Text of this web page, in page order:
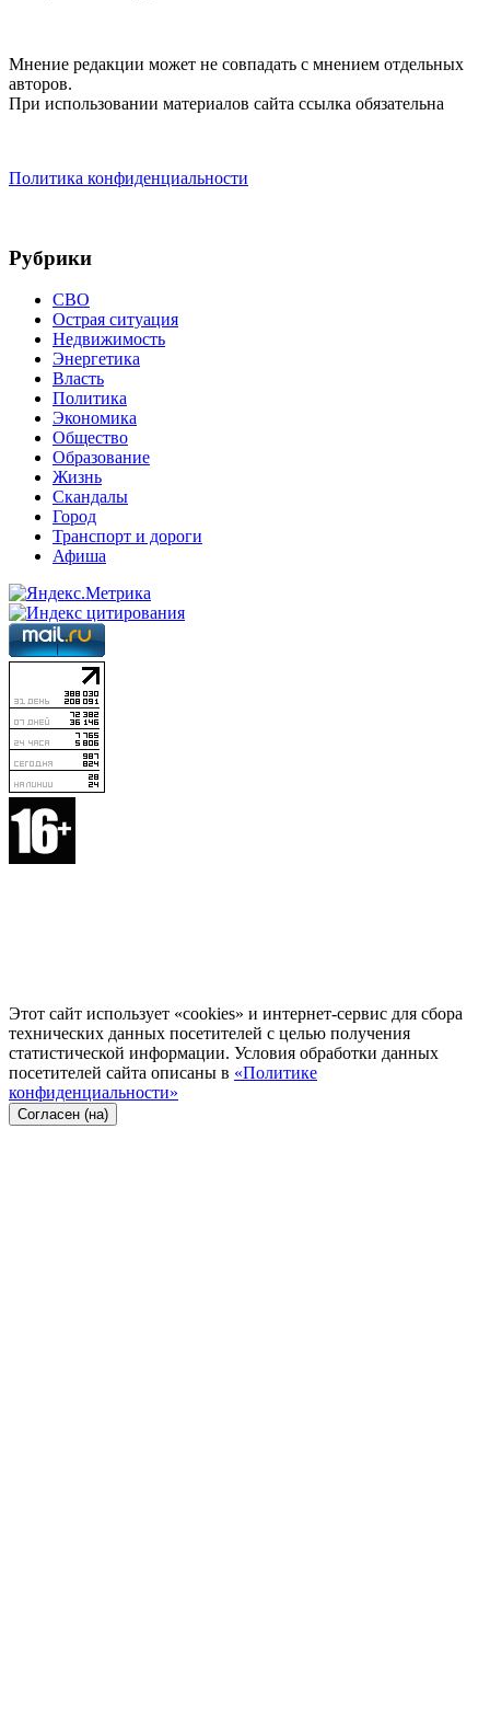
Мнение редакции может не совпадать с мнением отдельных
авторов.
При использовании материалов сайта ссылка обязательна
Политика конфиденциальности
Рубрики
СВО
Острая ситуация
Недвижимость
Энергетика
Власть
Политика
Экономика
Общество
Образование
Жизнь
Скандалы
Город
Транспорт и дороги
Афиша
Этот сайт использует «cookies» и интернет-сервис для сбора
технических данных посетителей с целью получения
статистической информации. Условия обработки данных
посетителей сайта описаны в «Политике
конфиденциальности»
Согласен (на)